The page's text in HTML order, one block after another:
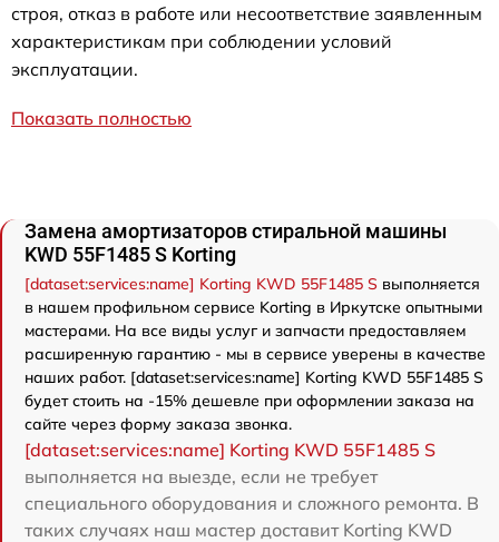
строя, отказ в работе или несоответствие заявленным
характеристикам при соблюдении условий
эксплуатации.
Показать полностью
Замена амортизаторов стиральной машины
KWD 55F1485 S Korting
[dataset:services:name] Korting KWD 55F1485 S выполняется
в нашем профильном сервисе Korting в Иркутске опытными
мастерами. На все виды услуг и запчасти предоставляем
расширенную гарантию - мы в сервисе уверены в качестве
наших работ. [dataset:services:name] Korting KWD 55F1485 S
будет стоить на -15% дешевле при оформлении заказа на
сайте через форму заказа звонка.
[dataset:services:name] Korting KWD 55F1485 S
выполняется на выезде, если не требует
специального оборудования и сложного ремонта. В
таких случаях наш мастер доставит Korting KWD